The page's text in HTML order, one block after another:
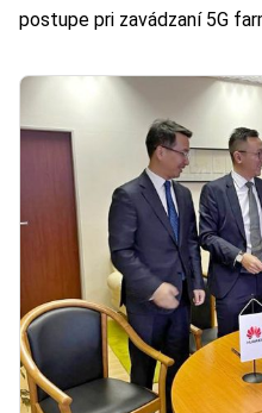
postupe pri zavádzaní 5G